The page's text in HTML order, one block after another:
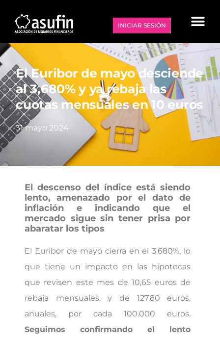
INICIAR SESIÓN
El Euribor de mayo desciende
al 3,680% y ya rebaja las
cuotas mensuales en 10 euros
31 mayo 2024
El descenso del índice está siendo
lento, amenazado por el dato de
inflación e indicando que el
mercado sigue sin tener prisa por
abaratar los tipos
El Euribor de mayo cierra en el 3,680%, lo
que tiene un impacto en las hipotecas
que revisen este mes de 10,65 euros de
rebaja mensuales, y de 127,80 euros,
anuales, por cada 100.000 euros.
Seguimos confirmando el lento